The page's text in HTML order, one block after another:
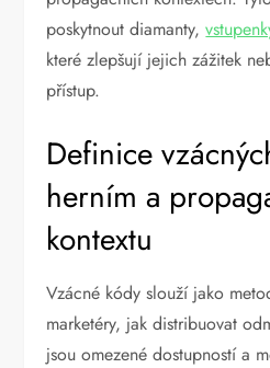
poskytnout diamanty,
které zlepšují jejich zážitek
přístup.
Definice
herním a
kontextu
Vzácné kódy slouží jako
marketéry, jak distribuovat
jsou omezené dostupností a